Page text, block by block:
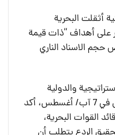
أثقلت البحرية
على أهداف “ذات قيمة
حجم الاسناد الناري
والدولية
والمعهد البحري الأميركي، يوم أمس في 7 آب/ أغسطس، أكد
القوات البحرية،